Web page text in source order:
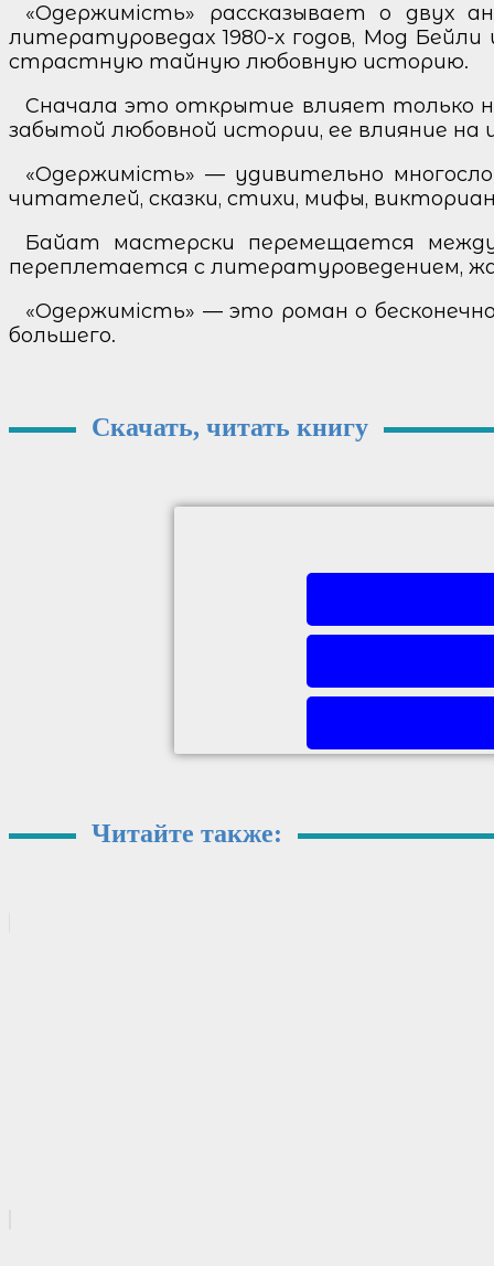
«Одержимість» рассказывает о двух
литературоведах 1980-х годов, Мод
страстную тайную любовную историю.
Сначала это открытие влияет только
забытой любовной истории, ее влияние на
«Одержимість» — удивительно
читателей, сказки, стихи, мифы,
Байат мастерски перемещается
переплетается с литературоведением,
«Одержимість» — это роман о
большего.
Скачать, читать книгу
Читайте также: